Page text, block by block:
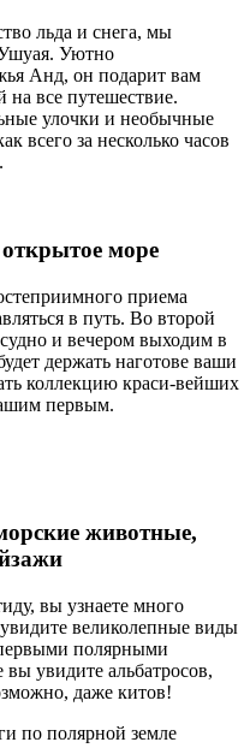
льда и снега, мы
Ушуая. Уютно
Анд, он подарит вам
на все путешествие.
улочки и необычные
всего за несколько часов
море
приема
в путь. Во второй
и вечером выходим в
держать наготове ваши
коллекцию краси-вейших
первым.
животные,
вы узнаете много
великолепные виды
первыми полярными
увидите альбатросов,
даже китов!
по полярной земле